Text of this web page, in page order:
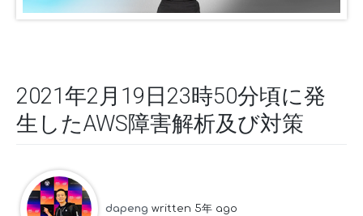
2021年2月19日23時50分頃に発
生したAWS障害解析及び対策
dapeng written 5年 ago